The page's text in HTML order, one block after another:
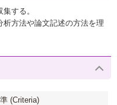
する。
方法や論文記述の方法を理
(Criteria)